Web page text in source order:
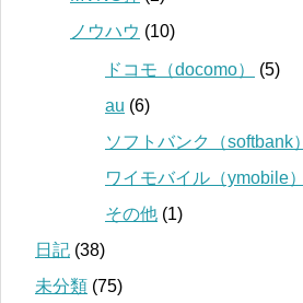
ノウハウ (10)
ドコモ（docomo）
(5)
au (6)
ソフトバンク（softbank）
ワイモバイル（ymobile）
その他 (1)
日記 (38)
未分類 (75)